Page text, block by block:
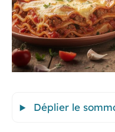
Déplier le